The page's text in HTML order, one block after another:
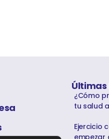
¿Cómo
tu salud
Ejercicio
empezar